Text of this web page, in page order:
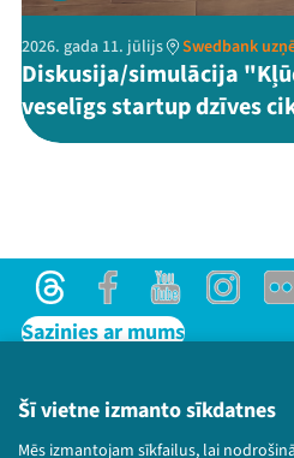
Šī vietne izmanto sīkdatnes
Mēs izmantojam sīkfailus, lai
2026. gada 11. jūlijs Swedbank
Diskusija/simulācija
veselīgs startup dzīves
ThreadsFacebookYoutube
Sazinies ar mums
Lietošanas noteikumi un
Bērnu aizsardzības politika